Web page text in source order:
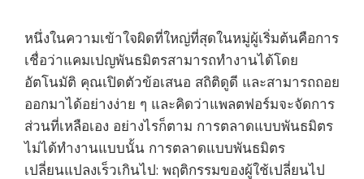
หนึ่งในความเข้าใจผิดที่ใหญ่ที่สุดในหมู่ผู้เริ่มต้นคือการ
เชื่อว่าแคมเปญพันธมิตรสามารถทำงานได้โดย
อัตโนมัติ คุณเปิดตัวข้อเสนอ สถิติดูดี และสามารถถอย
ออกมาได้อย่างง่าย ๆ และคิดว่าแพลตฟอร์มจะจัดการ
ส่วนที่เหลือเอง อย่างไรก็ตาม การตลาดแบบพันธมิตร
ไม่ได้ทำงานแบบนั้น การตลาดแบบพันธมิตร
เปลี่ยนแปลงเร็วเกินไป: พฤติกรรมของผู้ใช้เปลี่ยนไป